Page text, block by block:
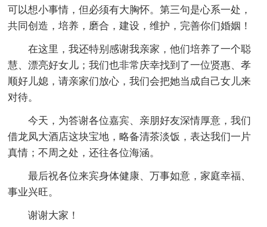
可以想小事情，但必须有大胸怀。第三句是心系一处，
共同创造，培养，磨合，建设，维护，完善你们婚姻！
在这里，我还特别感谢我亲家，他们培养了一个聪
慧、漂亮好女儿；我们也非常庆幸找到了一位贤惠、孝
顺好儿媳，请亲家们放心，我们会把她当成自己女儿来
对待。
今天，为答谢各位嘉宾、亲朋好友深情厚意，我们
借龙凤大酒店这块宝地，略备清茶淡饭，表达我们一片
真情；不周之处，还往各位海涵。
最后祝各位来宾身体健康、万事如意，家庭幸福、
事业兴旺。
谢谢大家！